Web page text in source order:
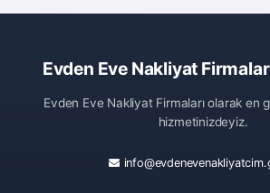
Evden Eve Nakliyat
Evden Eve Nakliyat Firmaları olarak en
hizmetinizdeyiz.